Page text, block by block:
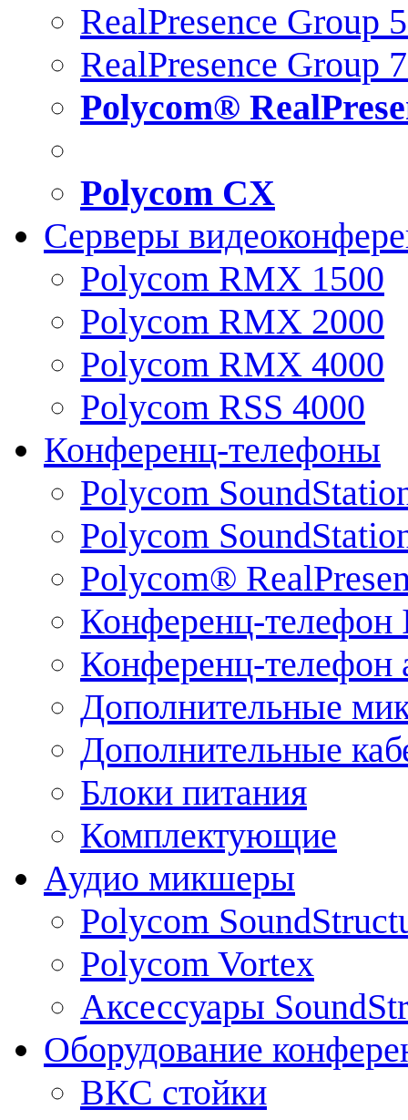
RealPresence Group
RealPresence Group
Polycom®
Polycom CX
Серверы
Polycom RMX 1500
Polycom RMX 2000
Polycom RMX 4000
Polycom RSS 4000
Конференц-телефоны
Polycom
Polycom
Polycom®
Конференц-телефон
Конференц-телефон
Дополнительные
Дополнительные
Блоки питания
Комплектующие
Аудио микшеры
Polycom
Polycom Vortex
Аксессуары
Оборудование
ВКС стойки